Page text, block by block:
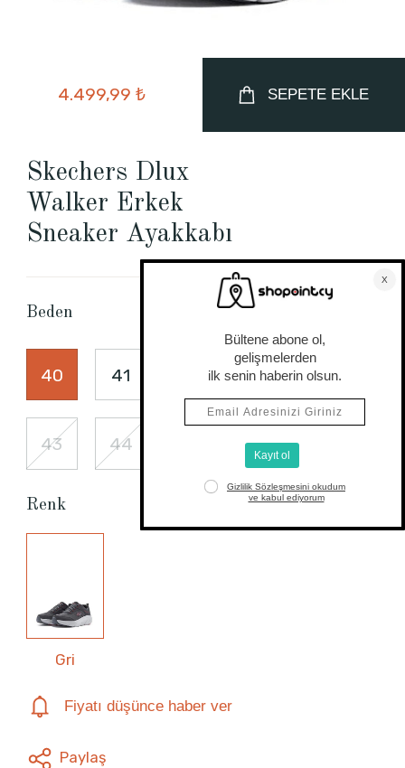
4.499,99 ₺ SEPETE EKLE
Skechers Dlux
Walker Erkek
Sneaker Ayakkabı
Beden
40 41 42 42.5
43 44
Renk
Gri
Fiyatı düşünce haber ver
Paylaş